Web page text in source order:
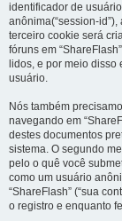
identificador de
anônima(“session-
terceiro cookie será
fóruns em
lidos, e por meio
usuário.
Nós também
navegando em
destes documentos
sistema. O segundo
pelo o quê você
como um usuário
“ShareFlash” (“sua
o registro e enquanto